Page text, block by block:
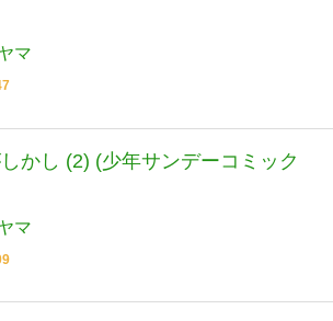
マ
かし (2) (少年サンデーコミック
マ